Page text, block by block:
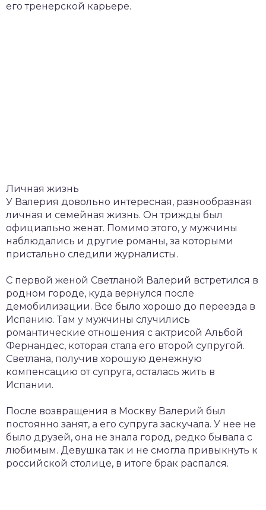
его тренерской карьере.
Личная жизнь
У Валерия довольно интересная, разнообразная
личная и семейная жизнь. Он трижды был
официально женат. Помимо этого, у мужчины
наблюдались и другие романы, за которыми
пристально следили журналисты.
С первой женой Светланой Валерий встретился в
родном городе, куда вернулся после
демобилизации. Все было хорошо до переезда в
Испанию. Там у мужчины случились
романтические отношения с актрисой Альбой
Фернандес, которая стала его второй супругой.
Светлана, получив хорошую денежную
компенсацию от супруга, осталась жить в
Испании.
После возвращения в Москву Валерий был
постоянно занят, а его супруга заскучала. У нее не
было друзей, она не знала город, редко бывала с
любимым. Девушка так и не смогла привыкнуть к
российской столице, в итоге брак распался.